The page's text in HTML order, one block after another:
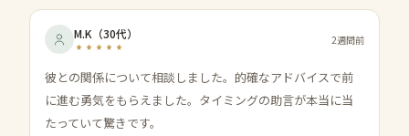
M.K （30代） 2週間前
彼との関係について相談しました。的確なアドバイスで前
に進む勇気をもらえました。タイミングの助言が本当に当
たっていて驚きです。